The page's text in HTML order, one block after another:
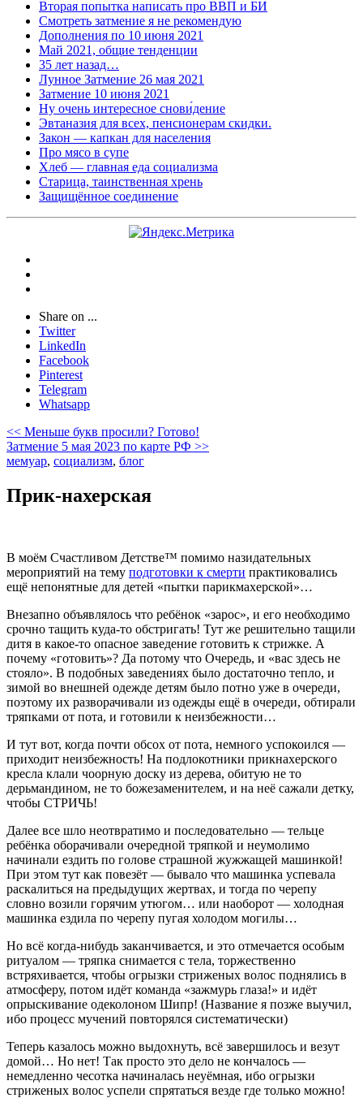
Вторая попытка написать про ВВП и БИ
Смотреть затмение я не рекомендую
Дополнения по 10 июня 2021
Май 2021, общие тенденции
35 лет назад…
Лунное Затмение 26 мая 2021
Затмение 10 июня 2021
Ну очень интересное снови́дение
Эвтаназия для всех, пенсионерам скидки.
Закон — капкан для населения
Про мясо в супе
Хлеб — главная еда социализма
Старица, таинственная хрень
Защищённое соединение
Share on ...
Twitter
LinkedIn
Facebook
Pinterest
Telegram
Whatsapp
<< Меньше букв просили? Готово!
Затмение 5 мая 2023 по карте РФ >>
мемуар, социализм, блог
Прик-нахерская
В моём Счастливом Детстве™ помимо назидательных
мероприятий на тему подготовки к смерти практиковались
ещё непонятные для детей «пытки парикмахерской»…
Внезапно объявлялось что ребёнок «зарос», и его необходимо
срочно тащить куда-то обстригать! Тут же решительно тащили
дитя в какое-то опасное заведение готовить к стрижке. А
почему «готовить»? Да потому что Очередь, и «вас здесь не
стояло». В подобных заведениях было достаточно тепло, и
зимой во внешней одежде детям было потно уже в очереди,
поэтому их разворачивали из одежды ещё в очереди, обтирали
тряпками от пота, и готовили к неизбежности…
И тут вот, когда почти обсох от пота, немного успокоился —
приходит неизбежность! На подлокотники прикнахерского
кресла клали чоорную доску из дерева, обитую не то
дерьмандином, не то божезаменителем, и на неё сажали детку,
чтобы СТРИЧЬ!
Далее все шло неотвратимо и последовательно — тельце
ребёнка оборачивали очередной тряпкой и неумолимо
начинали ездить по голове страшной жужжащей машинкой!
При этом тут как повезёт — бывало что машинка успевала
раскалиться на предыдущих жертвах, и тогда по черепу
словно возили горячим утюгом… или наоборот — холодная
машинка ездила по черепу пугая холодом могилы…
Но всё когда-нибудь заканчивается, и это отмечается особым
ритуалом — тряпка снимается с тела, торжественно
встряхивается, чтобы огрызки стриженых волос поднялись в
атмосферу, потом идёт команда «зажмурь глаза!» и идёт
опрыскивание одеколоном Шипр! (Название я позже выучил,
ибо процесс мучений повторялся систематически)
Теперь казалось можно выдохнуть, всё завершилось и везут
домой… Но нет! Так просто это дело не кончалось —
немедленно чесотка начиналась неуёмная, ибо огрызки
стриженых волос успели спрятаться везде где только можно!